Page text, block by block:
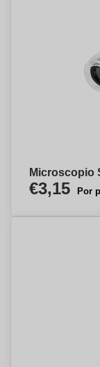
Microscopio
€3,15 Por